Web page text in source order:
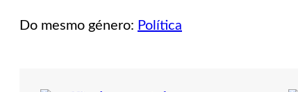
Do mesmo género: Política